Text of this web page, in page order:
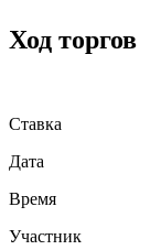
Ход торгов
Ставка
Дата
Время
Участник